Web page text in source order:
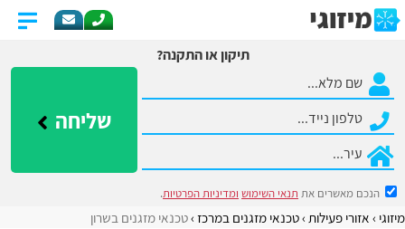
תיקון או התקנה?
שליחה
הנכם מאשרים את תנאי השימוש ומדיניות הפרטיות.
מיזוגי אזורי פעילות ​טכנאי מזגנים במרכז טכנאי מזגנים בשרון